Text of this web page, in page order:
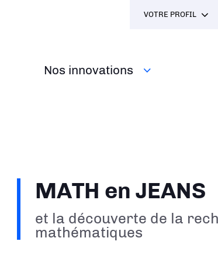
Nos innovations
VOTRE PROFIL
MATH en JEANS
et la découverte de la
mathématiques